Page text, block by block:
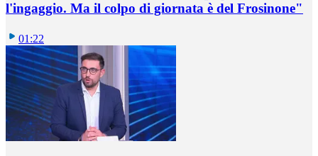
l'ingaggio. Ma il colpo di giornata è del Frosinone"
01:22